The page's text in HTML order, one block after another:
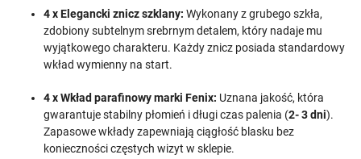
4 x Elegancki znicz szklany: Wykonany z grubego szkła,
zdobiony subtelnym srebrnym detalem, który nadaje mu
wyjątkowego charakteru. Każdy znicz posiada standardowy
wkład wymienny na start.
4 x Wkład parafinowy marki Fenix: Uznana jakość, która
gwarantuje stabilny płomień i długi czas palenia (2- 3 dni).
Zapasowe wkłady zapewniają ciągłość blasku bez
konieczności częstych wizyt w sklepie.